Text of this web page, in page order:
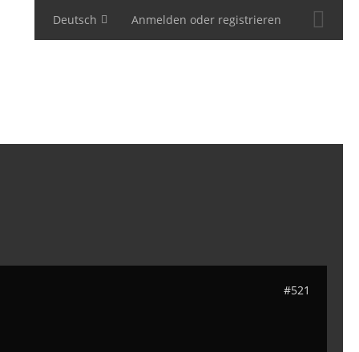
Deutsch Anmelden oder registrieren
#521